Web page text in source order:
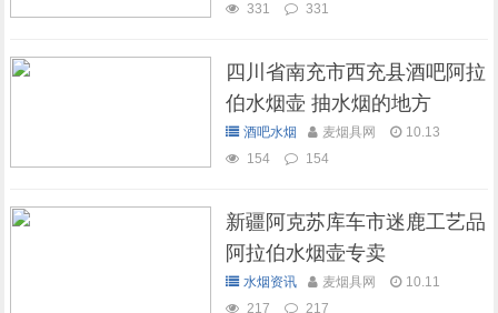
331
331
四川省南充市西充县酒吧阿拉
伯水烟壶 抽水烟的地方
酒吧水烟 麦烟具网
10.13
154
154
新疆阿克苏库车市迷鹿工艺品
阿拉伯水烟壶专卖
水烟资讯 麦烟具网
10.11
217
217